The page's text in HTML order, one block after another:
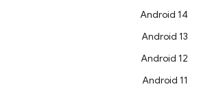
Android 14
Android 13
Android 12
Android 11